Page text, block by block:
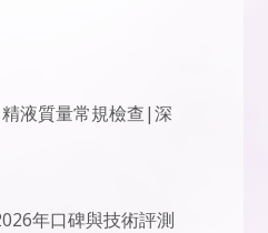
液質量常規檢查|深
年口碑與技術評測